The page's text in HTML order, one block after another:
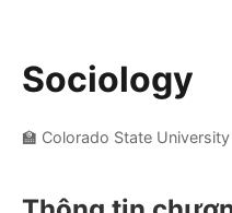
Sociology
🏫 Colorado State University